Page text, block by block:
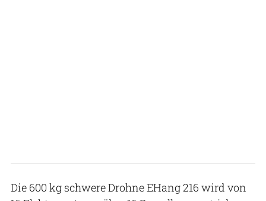
Die 600 kg schwere Drohne EHang 216 wird von